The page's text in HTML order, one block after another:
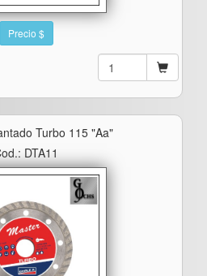
Precio $
Turbo 115 "aa"
DTA11